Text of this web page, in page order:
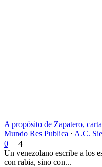
A propósito de Zapatero,
Mundo Res Publica · A.C.
0
4
Un venezolano escribe a los
con rabia, sino con...